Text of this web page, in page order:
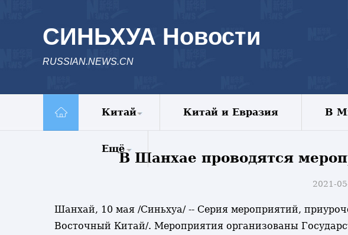
СИНЬХУА Новости
RUSSIAN.NEWS.CN
Китай
Экономика
Внешние
обмены
Китай и Евразия В
Ещё
Видео
Фото
В Шанхае проводятся
2021-
Шанхай, 10 мая /Синьхуа/ -- Серия мероприятий,
Восточный Китай/. Мероприятия организованы